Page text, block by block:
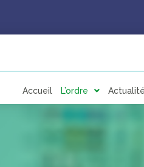
Accueil L’ordre